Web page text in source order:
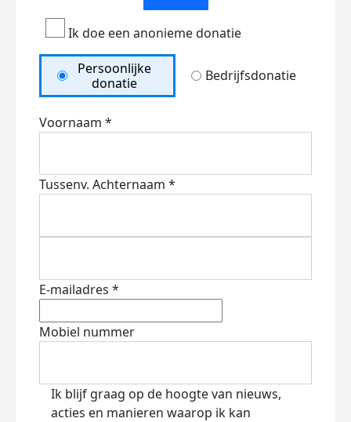
Ik doe een anonieme donatie
Persoonlijke
donatie
Bedrijfsdonatie
Voornaam *
Tussenv. Achternaam *
E-mailadres *
Mobiel nummer
Ik blijf graag op de hoogte van nieuws,
acties en manieren waarop ik kan